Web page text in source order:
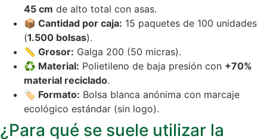
45 cm de alto total con asas.
📦 Cantidad por caja: 15 paquetes de 100 unidades
(1.500 bolsas).
📏 Grosor: Galga 200 (50 micras).
♻️ Material: Polietileno de baja presión con +70%
material reciclado.
🏷️ Formato: Bolsa blanca anónima con marcaje
ecológico estándar (sin logo).
¿Para qué se suele utilizar la